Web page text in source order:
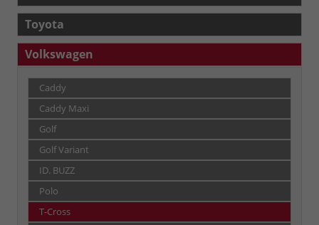
Toyota
Volkswagen
Caddy
Caddy Maxi
Golf
Golf Variant
ID. BUZZ
Polo
T-Cross